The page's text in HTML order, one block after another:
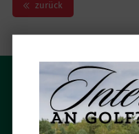
zurück
Roedenbeckstraße 55